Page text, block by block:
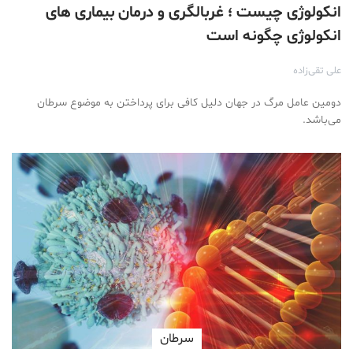
انکولوژی چیست ؛ غربالگری و درمان بیماری های
انکولوژی چگونه است
علی تقی‌زاده
دومین عامل مرگ در جهان دلیل کافی برای پرداختن به موضوع سرطان
می‌باشد.
سرطان